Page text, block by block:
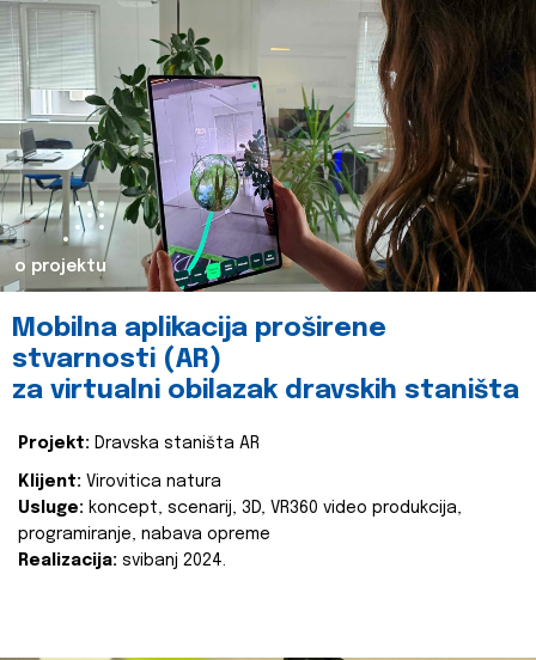
o projektu
Mobilna aplikacija proširene
stvarnosti (AR)
za virtualni obilazak dravskih staništa
Projekt: Dravska staništa AR
Klijent: Virovitica natura
Usluge: koncept, scenarij, 3D, VR360 video produkcija,
programiranje, nabava opreme
Realizacija: svibanj 2024.